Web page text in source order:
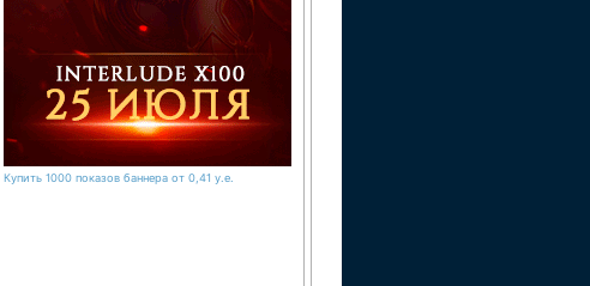
Купить 1000 показов баннера от 0,41 у.е.